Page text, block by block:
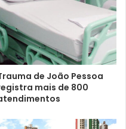
de João Pessoa
mais de 800